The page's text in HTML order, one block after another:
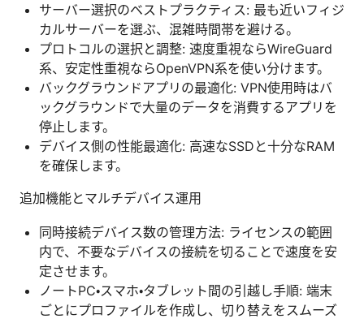
サーバー選択のベストプラクティス: 最も近いフィジ
カルサーバーを選ぶ、混雑時間帯を避ける。
プロトコルの選択と調整: 速度重視ならWireGuard
系、安定性重視ならOpenVPN系を使い分けます。
バックグラウンドアプリの最適化: VPN使用時はバ
ックグラウンドで大量のデータを消費するアプリを
停止します。
デバイス側の性能最適化: 高速なSSDと十分なRAM
を確保します。
追加機能とマルチデバイス運用
同時接続デバイス数の管理方法: ライセンスの範囲
内で、不要なデバイスの接続を切ることで速度を安
定させます。
ノートPC・スマホ・タブレット間の引越し手順: 端末
ごとにプロファイルを作成し、切り替えをスムーズ